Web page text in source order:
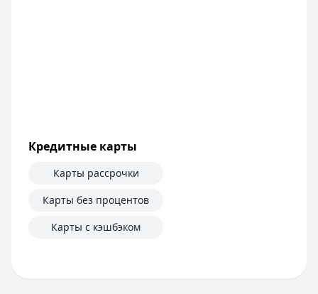
Кредитные карты
Карты рассрочки
Карты без процентов
Карты с кэшбэком